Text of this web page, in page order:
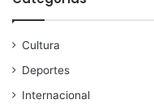
Cultura
Deportes
Internacional